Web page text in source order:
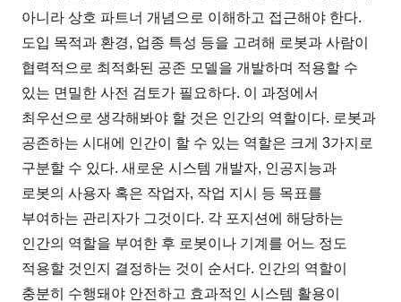
아니라 상호 파트너 개념으로 이해하고 접근해야 한다.
도입 목적과 환경, 업종 특성 등을 고려해 로봇과 사람이
협력적으로 최적화된 공존 모델을 개발하며 적용할 수
있는 면밀한 사전 검토가 필요하다. 이 과정에서
최우선으로 생각해봐야 할 것은 인간의 역할이다. 로봇과
공존하는 시대에 인간이 할 수 있는 역할은 크게 3가지로
구분할 수 있다. 새로운 시스템 개발자, 인공지능과
로봇의 사용자 혹은 작업자, 작업 지시 등 목표를
부여하는 관리자가 그것이다. 각 포지션에 해당하는
인간의 역할을 부여한 후 로봇이나 기계를 어느 정도
적용할 것인지 결정하는 것이 순서다. 인간의 역할이
충분히 수행돼야 안전하고 효과적인 시스템 활용이